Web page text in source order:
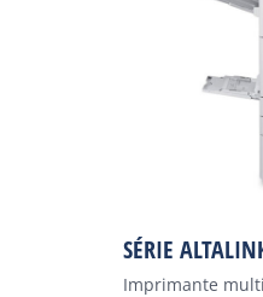
SÉRIE
Imprimante